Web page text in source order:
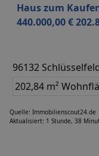
Haus zum
440.000,00 €
96132
202,84 m²
Quelle: Immobilienscout24.de
Aktualisiert: 1 Stunde, 38